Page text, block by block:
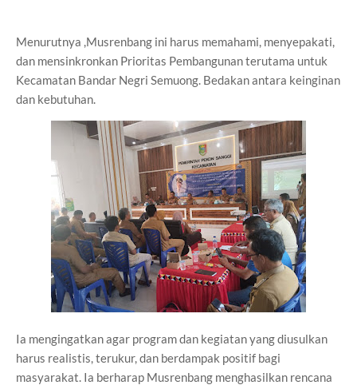
Menurutnya ,Musrenbang ini harus memahami, menyepakati,
dan mensinkronkan Prioritas Pembangunan terutama untuk
Kecamatan Bandar Negri Semuong. Bedakan antara keinginan
dan kebutuhan.
Ia mengingatkan agar program dan kegiatan yang diusulkan
harus realistis, terukur, dan berdampak positif bagi
masyarakat. Ia berharap Musrenbang menghasilkan rencana